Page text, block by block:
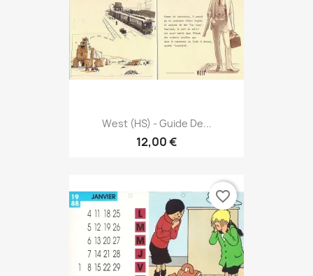
West (HS) - Guide De...
12,00 €
favorite_border